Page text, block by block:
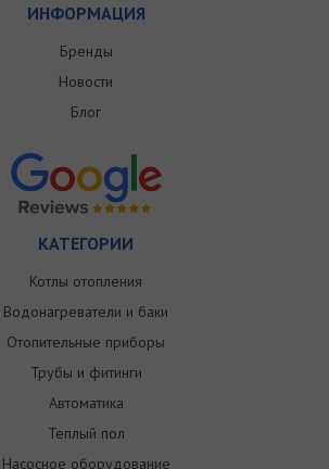
ИНФОРМАЦИЯ
Бренды
Новости
Блог
КАТЕГОРИИ
Котлы отопления
Водонагреватели и баки
Отопительные приборы
Трубы и фитинги
Автоматика
Теплый пол
Насосное оборудование